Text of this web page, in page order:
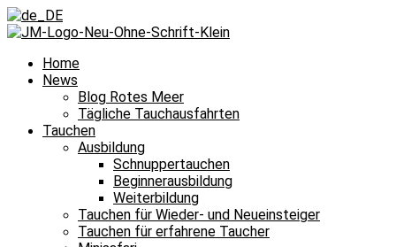
Home
News
Blog Rotes Meer
Tägliche Tauchausfahrten
Tauchen
Ausbildung
Schnuppertauchen
Beginnerausbildung
Weiterbildung
Tauchen für Wieder- und Neueinsteiger
Tauchen für erfahrene Taucher